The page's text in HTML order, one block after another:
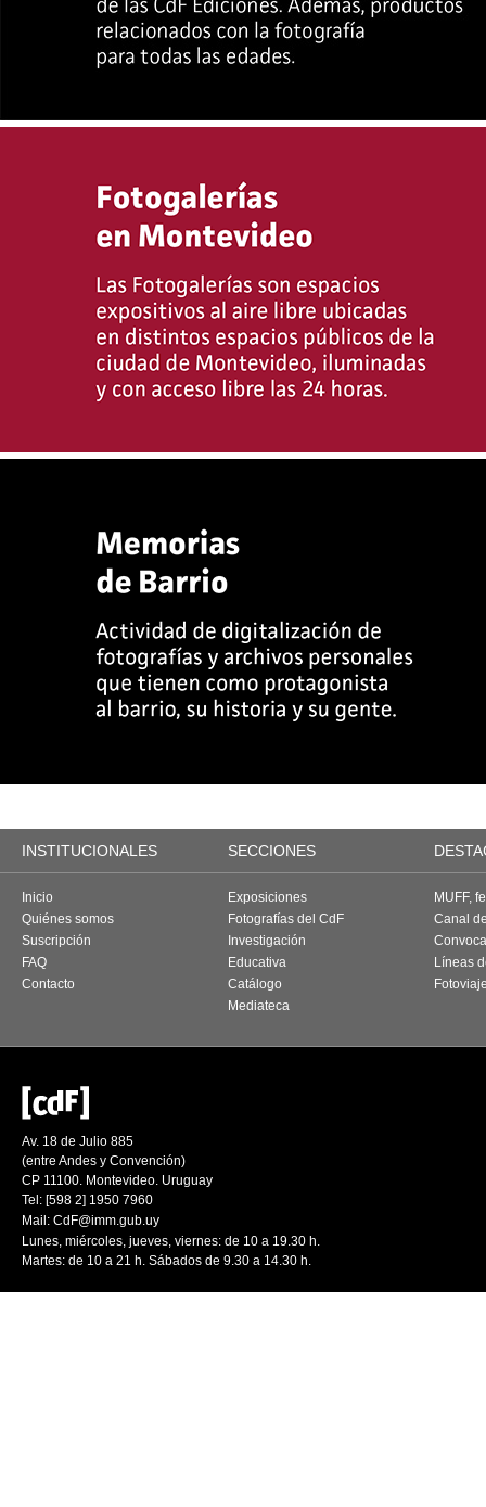
INSTITUCIONALES SECCIONES
Inicio
Quiénes somos
Suscripción
FAQ
Contacto
Exposiciones
Fotografías del CdF
Investigación
Educativa
Catálogo
Mediateca
MUFF,
Canal
Líneas
Av. 18 de Julio 885
(entre Andes y Convención)
CP 11100. Montevideo. Uruguay
Tel: [598 2] 1950 7960
Mail: CdF@imm.gub.uy
Lunes, miércoles, jueves, viernes: de 10 a 19.30 h.
Martes: de 10 a 21 h. Sábados de 9.30 a 14.30 h.